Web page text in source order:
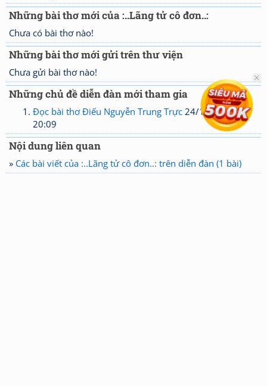
Những bài thơ mới của :..Lãng tử cô đơn..:
Chưa có bài thơ nào!
Những bài thơ mới gửi trên thư viện
Chưa gửi bài thơ nào!
Những chủ đề diễn đàn mới tham gia
Đọc bài thơ Điếu Nguyễn Trung Trực 24/11/2007
20:09
Nội dung liên quan
» Các bài viết của :..Lãng tử cô đơn..: trên diễn đàn (1 bài)